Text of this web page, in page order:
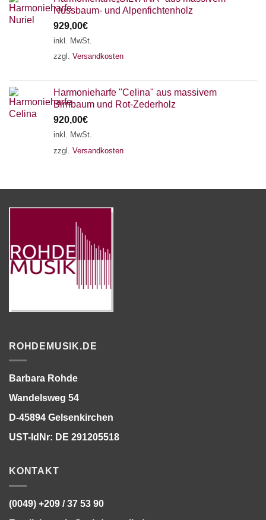
Nussbaum- und Alpenfichtenholz
929,00€
inkl. MwSt.
zzgl. Versandkosten
Harmonieharfe "Celina" aus massivem
Birnbaum und Rot-Zederholz
920,00€
inkl. MwSt.
zzgl. Versandkosten
ROHDEMUSIK.DE
Barbara Rohde
Wandelsweg 54
D-45894 Gelsenkirchen
UST-IdNr: DE 291205518
KONTAKT
(0049) +209 / 37 53 90